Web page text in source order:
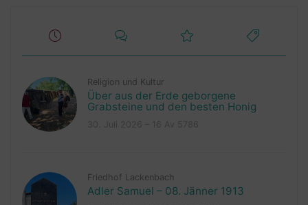
Religion und Kultur
Über aus der Erde geborgene
Grabsteine und den besten Honig
Friedhof Lackenbach
Adler Samuel – 08. Jänner 1913